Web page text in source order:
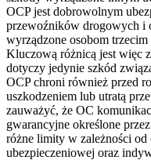
OCP jest dobrowolnym
przewoźników drogowych i
wyrządzone osobom
Kluczową różnicą jest więc
dotyczy jedynie szkód
OCP chroni również przed
uszkodzeniem lub utratą
zauważyć, że OC
gwarancyjne określone
różne limity w zależności
ubezpieczeniowej oraz